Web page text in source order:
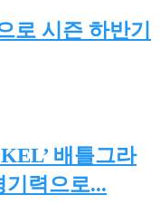
로 시즌 하반기
배틀그라
기력으로...